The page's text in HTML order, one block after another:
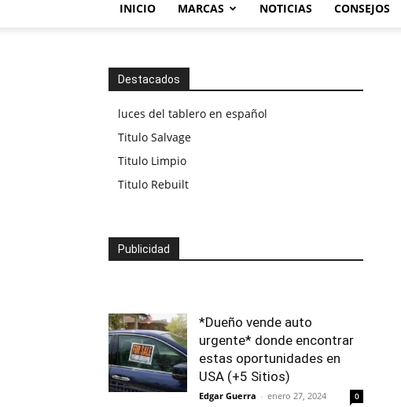
INICIO MARCAS NOTICIAS CONSEJOS
Destacados
luces del tablero en español
Titulo Salvage
Titulo Limpio
Titulo Rebuilt
Publicidad
*Dueño vende auto
urgente* donde encontrar
estas oportunidades en
USA (+5 Sitios)
Edgar Guerra - enero 27, 2024 0